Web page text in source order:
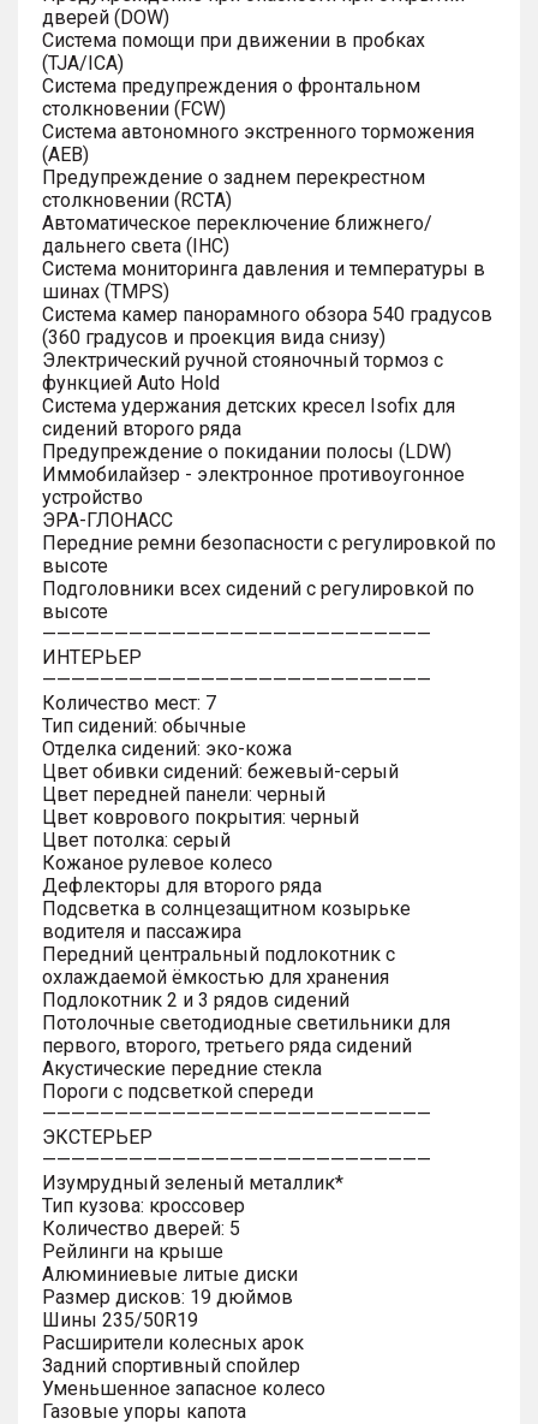
дверей (DOW)
Система помощи при движении в пробках
(TJA/ICA)
Система предупреждения о фронтальном
столкновении (FCW)
Система автономного экстренного торможения
(AEB)
Предупреждение о заднем перекрестном
столкновении (RCTA)
Автоматическое переключение ближнего/
дальнего света (IHC)
Система мониторинга давления и температуры в
шинах (TMPS)
Система камер панорамного обзора 540 градусов
(360 градусов и проекция вида снизу)
Электрический ручной стояночный тормоз с
функцией Auto Hold
Система удержания детских кресел Isofix для
сидений второго ряда
Предупреждение о покидании полосы (LDW)
Иммобилайзер - электронное противоугонное
устройство
ЭРА-ГЛОНАСС
Передние ремни безопасности с регулировкой по
высоте
Подголовники всех сидений с регулировкой по
высоте
———————————————————————————
ИНТЕРЬЕР
———————————————————————————
Количество мест: 7
Тип сидений: обычные
Отделка сидений: эко-кожа
Цвет обивки сидений: бежевый-серый
Цвет передней панели: черный
Цвет коврового покрытия: черный
Цвет потолка: серый
Кожаное рулевое колесо
Дефлекторы для второго ряда
Подсветка в солнцезащитном козырьке
водителя и пассажира
Передний центральный подлокотник с
охлаждаемой ёмкостью для хранения
Подлокотник 2 и 3 рядов сидений
Потолочные светодиодные светильники для
первого, второго, третьего ряда сидений
Акустические передние стекла
Пороги с подсветкой спереди
———————————————————————————
ЭКСТЕРЬЕР
———————————————————————————
Изумрудный зеленый металлик*
Тип кузова: кроссовер
Количество дверей: 5
Рейлинги на крыше
Алюминиевые литые диски
Размер дисков: 19 дюймов
Шины 235/50R19
Расширители колесных арок
Задний спортивный спойлер
Уменьшенное запасное колесо
Газовые упоры капота